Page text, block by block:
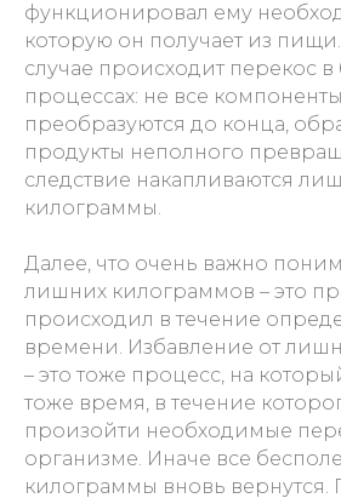
функционировал ему
которую он получает из
случае происходит перекос
процессах: не все
преобразуются до конца,
продукты неполного
следствие накапливаются
килограммы.
Далее, что очень важно
лишних килограммов – это
происходил в течение
времени. Избавление от
– это тоже процесс, на
тоже время, в течение
произойти необходимые
организме. Иначе все
килограммы вновь вернутся.